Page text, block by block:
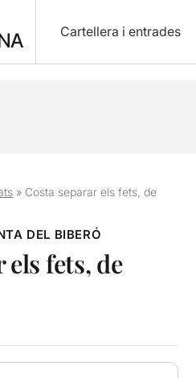
Cartellera i entrades
» Costa separar els fets, de
DEL BIBERÓ
els fets, de